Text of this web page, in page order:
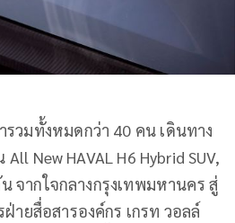
วมทั้งหมดกว่า 40 คน เดินทาง
New HAVAL H6 Hybrid SUV,
น จากใจกลางกรุงเทพมหานคร สู่
ายสื่อสารองค์กร เกรท วอลล์